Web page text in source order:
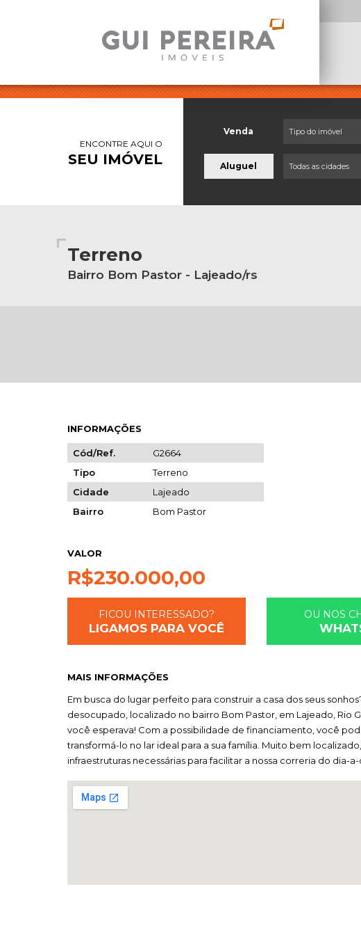
ENCONTRE AQUI O
SEU IMÓVEL
Venda
Aluguel
Tipo do imóvel
Todas as cidades
Terreno
Bairro Bom Pastor - Lajeado/rs
INFORMAÇÕES
Cód/Ref.
G2664
Tipo
Terreno
Cidade
Lajeado
Bairro
Bom Pastor
VALOR
R$230.000,00
FICOU INTERESSADO?
LIGAMOS PARA VOCÊ
OU NOS
MAIS INFORMAÇÕES
Em busca do lugar perfeito para construir a casa dos seus
desocupado, localizado no bairro Bom Pastor, em Lajeado, Rio
você esperava! Com a possibilidade de financiamento, você
transformá-lo no lar ideal para a sua família. Muito bem
infraestruturas necessárias para facilitar a nossa correria do dia-a-